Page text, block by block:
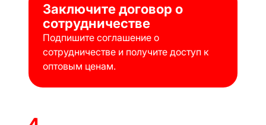
Заключите договор о
сотрудничестве
Подпишите соглашение о
сотрудничестве и получите доступ к
оптовым ценам.